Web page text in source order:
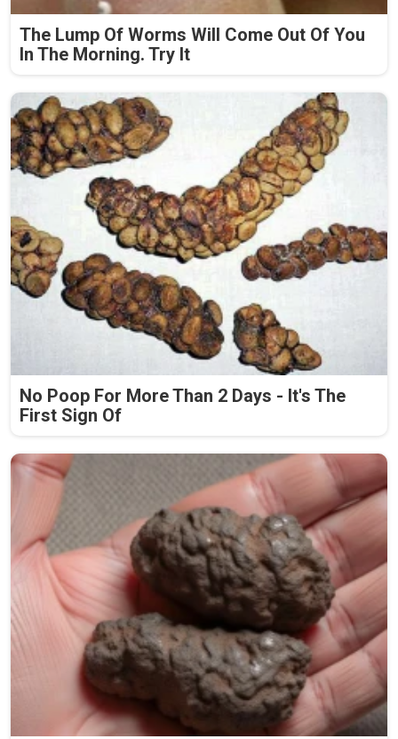
The Lump Of Worms Will Come Out Of You
In The Morning. Try It
No Poop For More Than 2 Days - It's The
First Sign Of